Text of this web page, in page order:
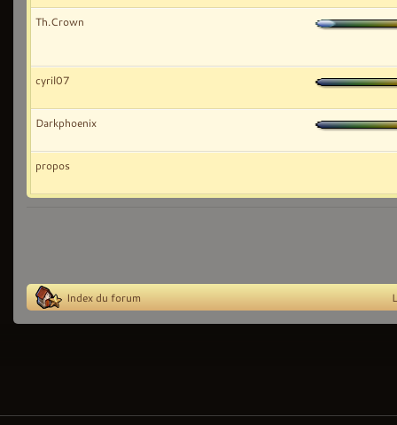
Th.Crown
cyril07
Darkphoenix
propos
Index du forum